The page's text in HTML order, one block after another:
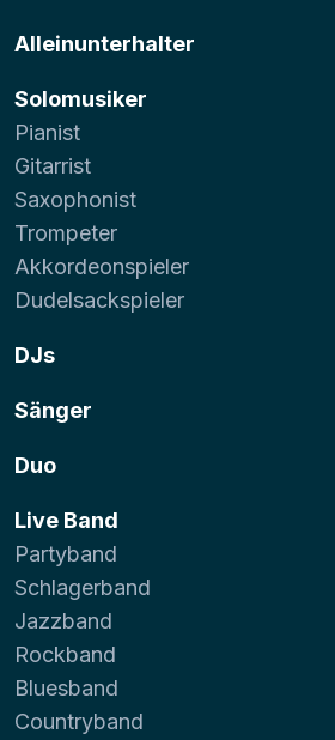
Alleinunterhalter
Solomusiker
Pianist
Gitarrist
Saxophonist
Trompeter
Akkordeonspieler
Dudelsackspieler
DJs
Sänger
Duo
Live Band
Partyband
Schlagerband
Jazzband
Rockband
Bluesband
Countryband